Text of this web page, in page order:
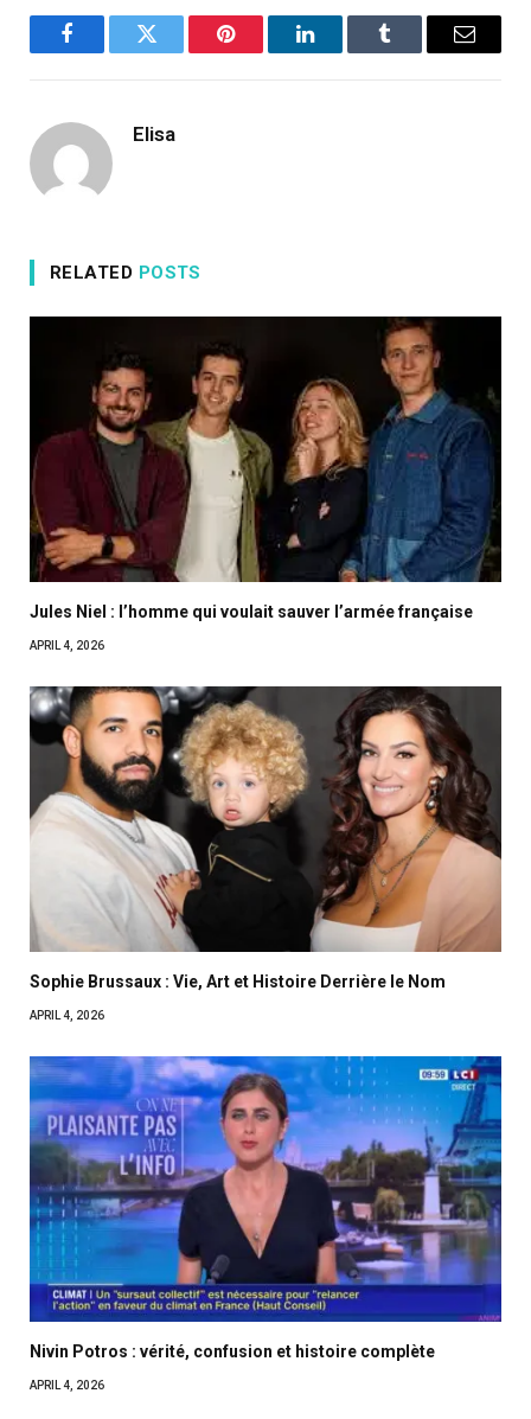
FacebookTwitter Pinterest LinkedInTumblr Email
Elisa
RELATED POSTS
Jules Niel : l’homme qui voulait sauver l’armée française
APRIL 4, 2026
Sophie Brussaux : Vie, Art et Histoire Derrière le Nom
APRIL 4, 2026
Nivin Potros : vérité, confusion et histoire complète
APRIL 4, 2026